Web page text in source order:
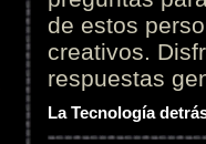
de estos
creativos.
respuestas
La Tecnología